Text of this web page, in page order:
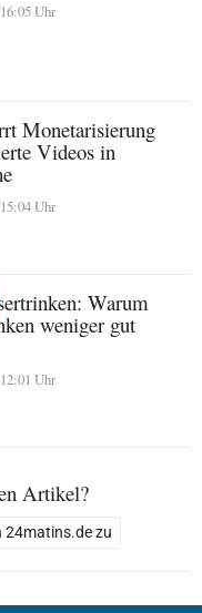
Uhr
Monetarisierung
Videos in
Uhr
Warum
weniger gut
Uhr
Artikel?
24matins.de zu